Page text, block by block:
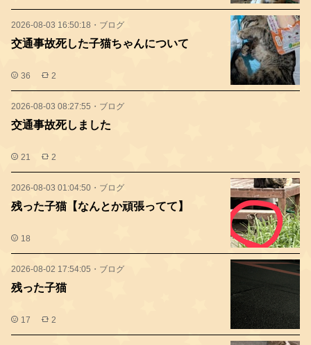
2026-08-03 16:50:18 ・ ブログ
交通事故死した子猫ちゃんについて
36 2
2026-08-03 08:27:55 ・ ブログ
交通事故死しました
21 2
2026-08-03 01:04:50 ・ ブログ
残った子猫【なんとか頑張ってて】
18
2026-08-02 17:54:05 ・ ブログ
残った子猫
17 2